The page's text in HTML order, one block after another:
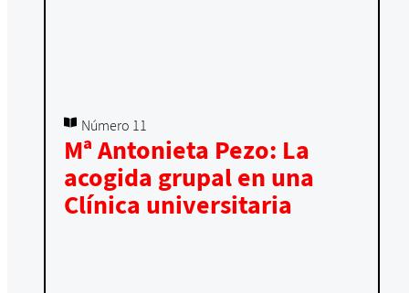
Número 11
Mª Antonieta Pezo: La
acogida grupal en una
Clínica universitaria